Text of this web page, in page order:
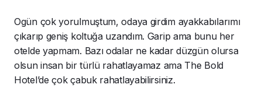
Ogün çok yorulmuştum, odaya girdim ayakkabılarımı
çıkarıp geniş koltuğa uzandım. Garip ama bunu her
otelde yapmam. Bazı odalar ne kadar düzgün olursa
olsun insan bir türlü rahatlayamaz ama The Bold
Hotel’de çok çabuk rahatlayabilirsiniz.